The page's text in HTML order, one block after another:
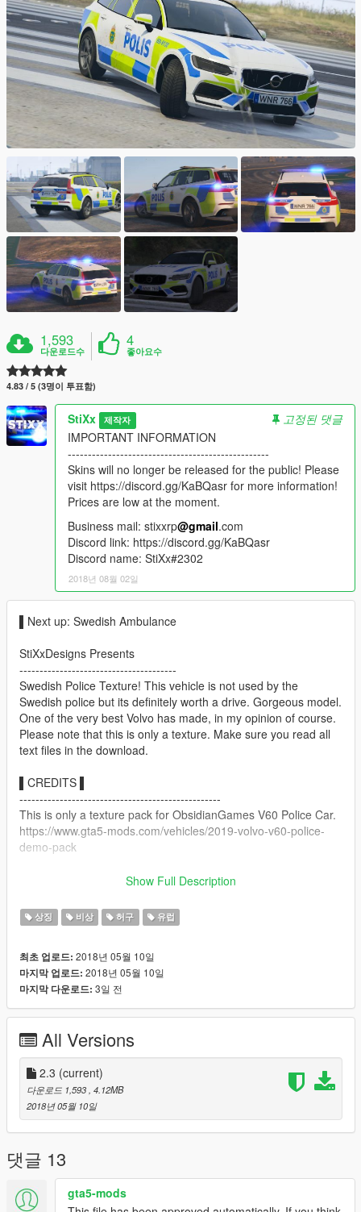
1,593
다운로드수
4
좋아요수
4.83 / 5 (3명이 투표함)
StiXx 제작자
고정된 댓글
IMPORTANT INFORMATION
--------------------------------------------------
Skins will no longer be released for the public! Please
visit https://discord.gg/KaBQasr for more information!
Prices are low at the moment.
Business mail: stixxrp@gmail.com
Discord link: https://discord.gg/KaBQasr
Discord name: StiXx#2302
2018년 08월 02일
▌Next up: Swedish Ambulance
StiXxDesigns Presents
---------------------------------------
Swedish Police Texture! This vehicle is not used by the
Swedish police but its definitely worth a drive. Gorgeous model.
One of the very best Volvo has made, in my opinion of course.
Please note that this is only a texture. Make sure you read all
text files in the download.
▌CREDITS ▌
--------------------------------------------------
This is only a texture pack for ObsidianGames V60 Police Car.
https://www.gta5-mods.com/vehicles/2019-volvo-v60-police-
demo-pack
(((-note that the livery is made to work with the marked
https://www.gta5-mods.com/users/ObsidianGames
All credit goes to him for creating this wonderful car.
---------------------------------------------------
You are not to re-upload these textures anywhere without my
Show Full Description
상징 비상 허구 유럽
최초 업로드: 2018년 05월 10일
마지막 업로드: 2018년 05월 10일
마지막 다운로드: 3일 전
All Versions
2.3 (current)
다운로드 1,593, 4.12MB
2018년 05월 10일
댓글 13
gta5-mods